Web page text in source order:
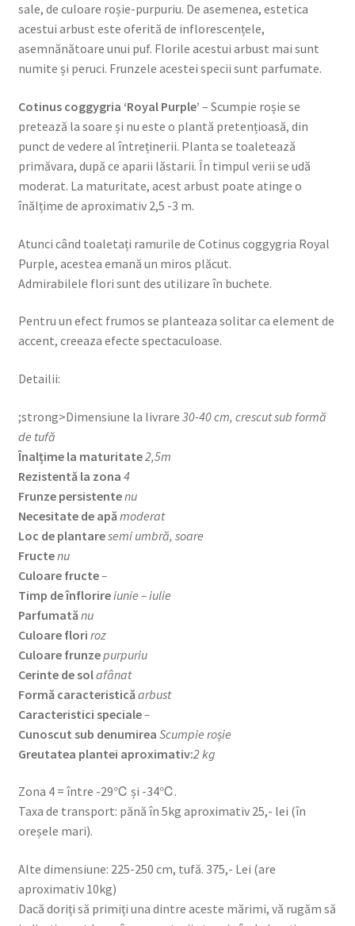
sale, de culoare roșie-purpuriu. De asemenea, estetica
acestui arbust este oferită de inflorescențele,
asemnănătoare unui puf. Florile acestui arbust mai sunt
numite și peruci. Frunzele acestei specii sunt parfumate.
Cotinus coggygria ‘Royal Purple’ – Scumpie roșie se
pretează la soare și nu este o plantă pretențioasă, din
punct de vedere al întreținerii. Planta se toaletează
primăvara, după ce aparii lăstarii. În timpul verii se udă
moderat. La maturitate, acest arbust poate atinge o
înălțime de aproximativ 2,5 -3 m.
Atunci când toaletați ramurile de Cotinus coggygria Royal
Purple, acestea emană un miros plăcut.
Admirabilele flori sunt des utilizare în buchete.
Pentru un efect frumos se planteaza solitar ca element de
accent, creeaza efecte spectaculoase.
Detailii:
;strong>Dimensiune la livrare 30-40 cm, crescut sub formă
de tufă
Înalțime la maturitate2,5m
Rezistentă la zona 4
Frunze persistentenu
Necesitate de apămoderat
Loc de plantaresemi umbră, soare
Fructenu
Culoare fructe–
Timp de înflorireiunie – iulie
Parfumatănu
Culoare flori roz
Culoare frunzepurpuriu
Cerinte de solafânat
Formă caracteristicăarbust
Caracteristici speciale–
Cunoscut sub denumirea Scumpie roșie
Greutatea plantei aproximativ:2 kg
Zona 4 = între -29℃ și -34℃.
Taxa de transport: pănă în 5kg aproximativ 25,- lei (în
oreșele mari).
Alte dimensiune: 225-250 cm, tufă. 375,- Lei (are
aproximativ 10kg)
Dacă doriți să primiți una dintre aceste mărimi, vă rugăm să